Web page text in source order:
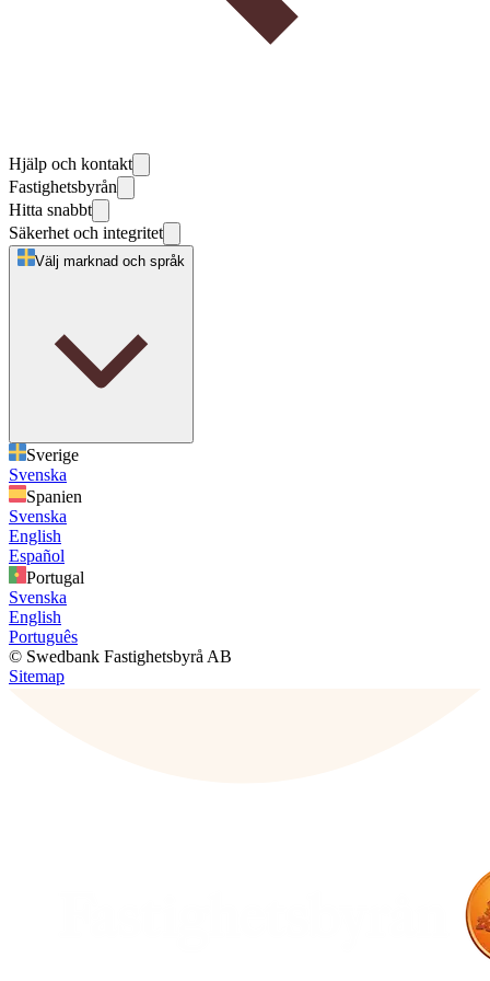
Hjälp och kontakt
Fastighetsbyrån
Hitta snabbt
Säkerhet och integritet
Välj marknad och språk
Sverige
Svenska
Spanien
Svenska
English
Español
Portugal
Svenska
English
Português
© Swedbank Fastighetsbyrå AB
Sitemap